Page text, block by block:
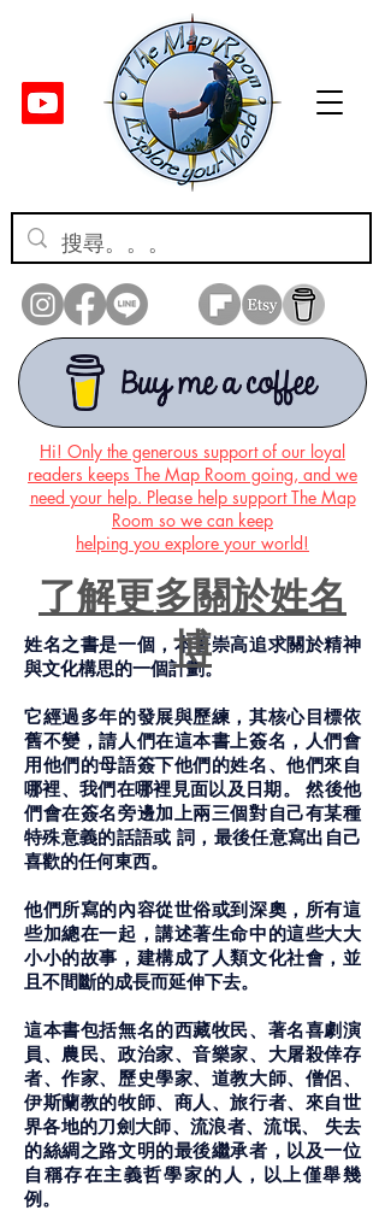
Hi! Only the generous support of our loyal
readers keeps The Map Room going, and we
need your help. Please help support The Map
Room so we can keep
helping you explore your world!
姓名之書是一個，本著崇高追求關於精神
與文化構思的一個計劃。
它經過多年的發展與歷練，其核心目標依
舊不變，請人們在這本書上簽名，人們會
用他們的母語簽下他們的姓名、他們來自
哪裡、我們在哪裡見面以及日期。 然後他
們會在簽名旁邊加上兩三個對自己有某種
特殊意義的話語或 詞，最後任意寫出自己
喜歡的任何東西。
他們所寫的內容從世俗或到深奧，所有這
些加總在一起，講述著生命中的這些大大
小小的故事，建構成了人類文化社會，並
且不間斷的成長而延伸下去。
這本書包括無名的西藏牧民、著名喜劇演
員、農民、政治家、音樂家、大屠殺倖存
者、作家、歷史學家、道教大師、僧侶、
伊斯蘭教的牧師、商人、旅行者、來自世
界各地的刀劍大師、流浪者、流氓、 失去
的絲綢之路文明的最後繼承者，以及一位
自稱存在主義哲學家的人，以上僅舉幾
例。
了解更多關於姓名
博